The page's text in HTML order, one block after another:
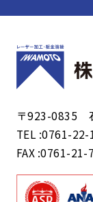
〒923-0835
TEL :0761-22-
FAX :0761-21-